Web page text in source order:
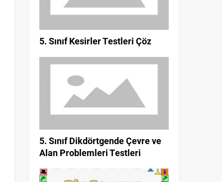
5. Sınıf Kesirler Testleri Çöz
5. Sınıf Dikdörtgende Çevre ve
Alan Problemleri Testleri